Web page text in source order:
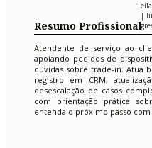
|
Resumo Profissional
Atendente de serviço ao
apoiando pedidos de
dúvidas sobre trade-in. Atua
registro em CRM,
desescalação de casos
com orientação prática
entenda o próximo passo com